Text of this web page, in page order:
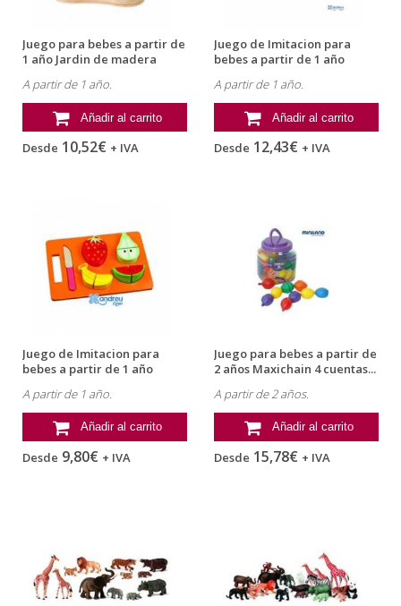
Juego para bebes a partir de
1 año Jardin de madera
A partir de 1 año.
Añadir al carrito
Desde 10,52€ + IVA
Juego de Imitacion para
bebes a partir de 1 año
A partir de 1 año.
Añadir al carrito
Desde 12,43€ + IVA
Juego de Imitacion para
bebes a partir de 1 año
A partir de 1 año.
Añadir al carrito
Desde 9,80€ + IVA
Juego para bebes a partir de
2 años Maxichain 4 cuentas...
A partir de 2 años.
Añadir al carrito
Desde 15,78€ + IVA